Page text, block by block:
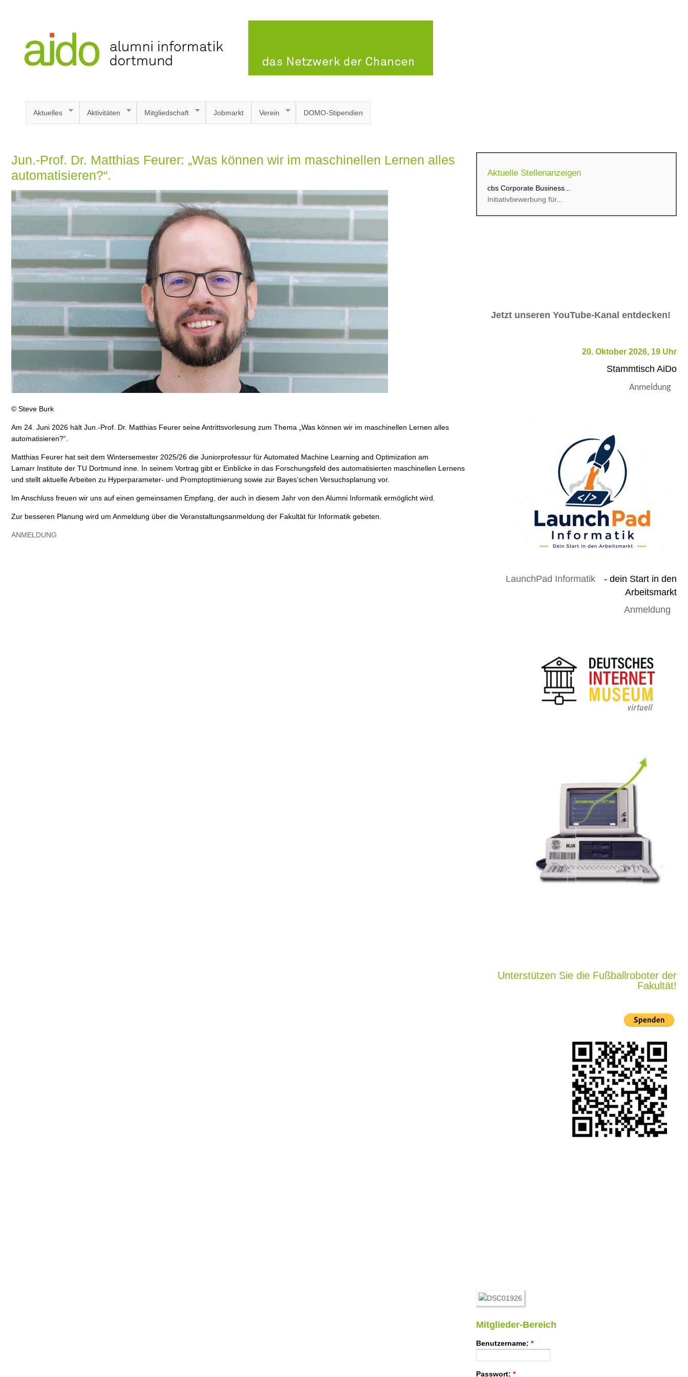
Aktuelles Aktivitäten Mitgliedschaft Jobmarkt Verein DOMO-Stipendien
Jun.-Prof. Dr. Matthias Feurer: „Was können wir im maschinellen Lernen alles
automatisieren?“.
© Steve Burk
Am 24. Juni 2026 hält Jun.-Prof. Dr. Matthias Feurer seine Antrittsvorlesung zum Thema „Was können wir im maschinellen Lernen alles
automatisieren?“.
Matthias Feurer hat seit dem Wintersemester 2025/26 die Juniorprofessur für Automated Machine Learning and Optimization am
Lamarr Institute der TU Dortmund inne. In seinem Vortrag gibt er Einblicke in das Forschungsfeld des automatisierten maschinellen Lernens
und stellt aktuelle Arbeiten zu Hyperparameter- und Promptoptimierung sowie zur Bayes’schen Versuchsplanung vor.
Im Anschluss freuen wir uns auf einen gemeinsamen Empfang, der auch in diesem Jahr von den Alumni Informatik ermöglicht wird.
Zur besseren Planung wird um Anmeldung über die Veranstaltungsanmeldung der Fakultät für Informatik gebeten.
ANMELDUNG
Aktuelle Stellenanzeigen
cbs Corporate Business...
Initiativbewerbung für...
Jetzt unseren YouTube-Kanal entdecken!
20. Oktober 2026, 19 Uhr
Stammtisch AiDo
Anmeldung
LaunchPad Informatik
- dein Start in den
Arbeitsmarkt
Anmeldung
Unterstützen Sie die Fußballroboter der
Fakultät!
Mitglieder-Bereich
Benutzername: *
Passwort: *